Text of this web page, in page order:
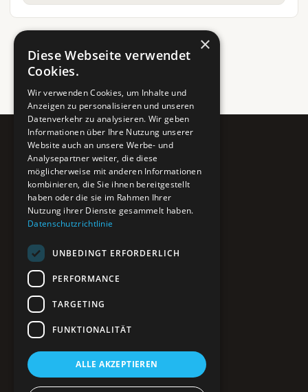
Pure BiH
Authentisches Bosnien & Herzegowina
Ein Teil des BTP Reise-Netzwerks.
POIs entdecken
Interaktive Karte
Reiseblog
Reiseinfos & Tipps
Impressum
Datenschutz
×
Diese Webseite verwendet
Cookies.
Wir verwenden Cookies, um Inhalte und
Anzeigen zu personalisieren und unseren
Datenverkehr zu analysieren. Wir geben
Informationen über Ihre Nutzung unserer
Website auch an unsere Werbe- und
Analysepartner weiter, die diese
möglicherweise mit anderen Informationen
kombinieren, die Sie ihnen bereitgestellt
haben oder die sie im Rahmen Ihrer
Nutzung ihrer Dienste gesammelt haben.
Datenschutzrichtlinie
UNBEDINGT ERFORDERLICH
PERFORMANCE
TARGETING
FUNKTIONALITÄT
ALLE AKZEPTIEREN